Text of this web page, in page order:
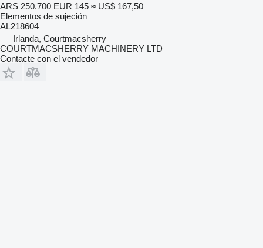
ARS 250.700 EUR 145 ≈ US$ 167,50
Elementos de sujeción
AL218604
Irlanda, Courtmacsherry
COURTMACSHERRY MACHINERY LTD
Contacte con el vendedor